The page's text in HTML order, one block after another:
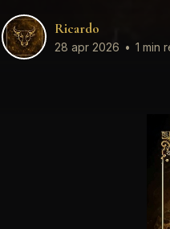
Ricardo
28 apr 2026 • 1 min